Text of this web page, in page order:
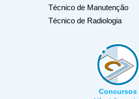
Técnico de Manutenção
Técnico de Radiologia
Concursos